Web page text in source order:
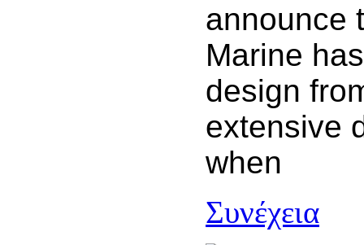
announce
Marine
design
extensive
when
Συνέχεια